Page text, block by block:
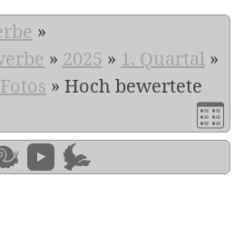
»
» 2025 » 1. Quartal »
» Hoch bewertete